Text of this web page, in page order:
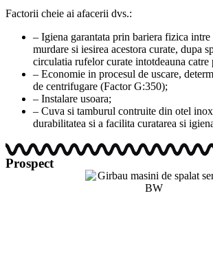
Factorii cheie ai afacerii dvs.:
– Igiena garantata prin bariera fizica
murdare si iesirea acestora curate, dupa
circulatia rufelor curate intotdeauna catre
– Economie in procesul de uscare,
de centrifugare (Factor G:350);
– Instalare usoara;
– Cuva si tamburul contruite din otel
durabilitatea si a facilita curatarea si
Prospect